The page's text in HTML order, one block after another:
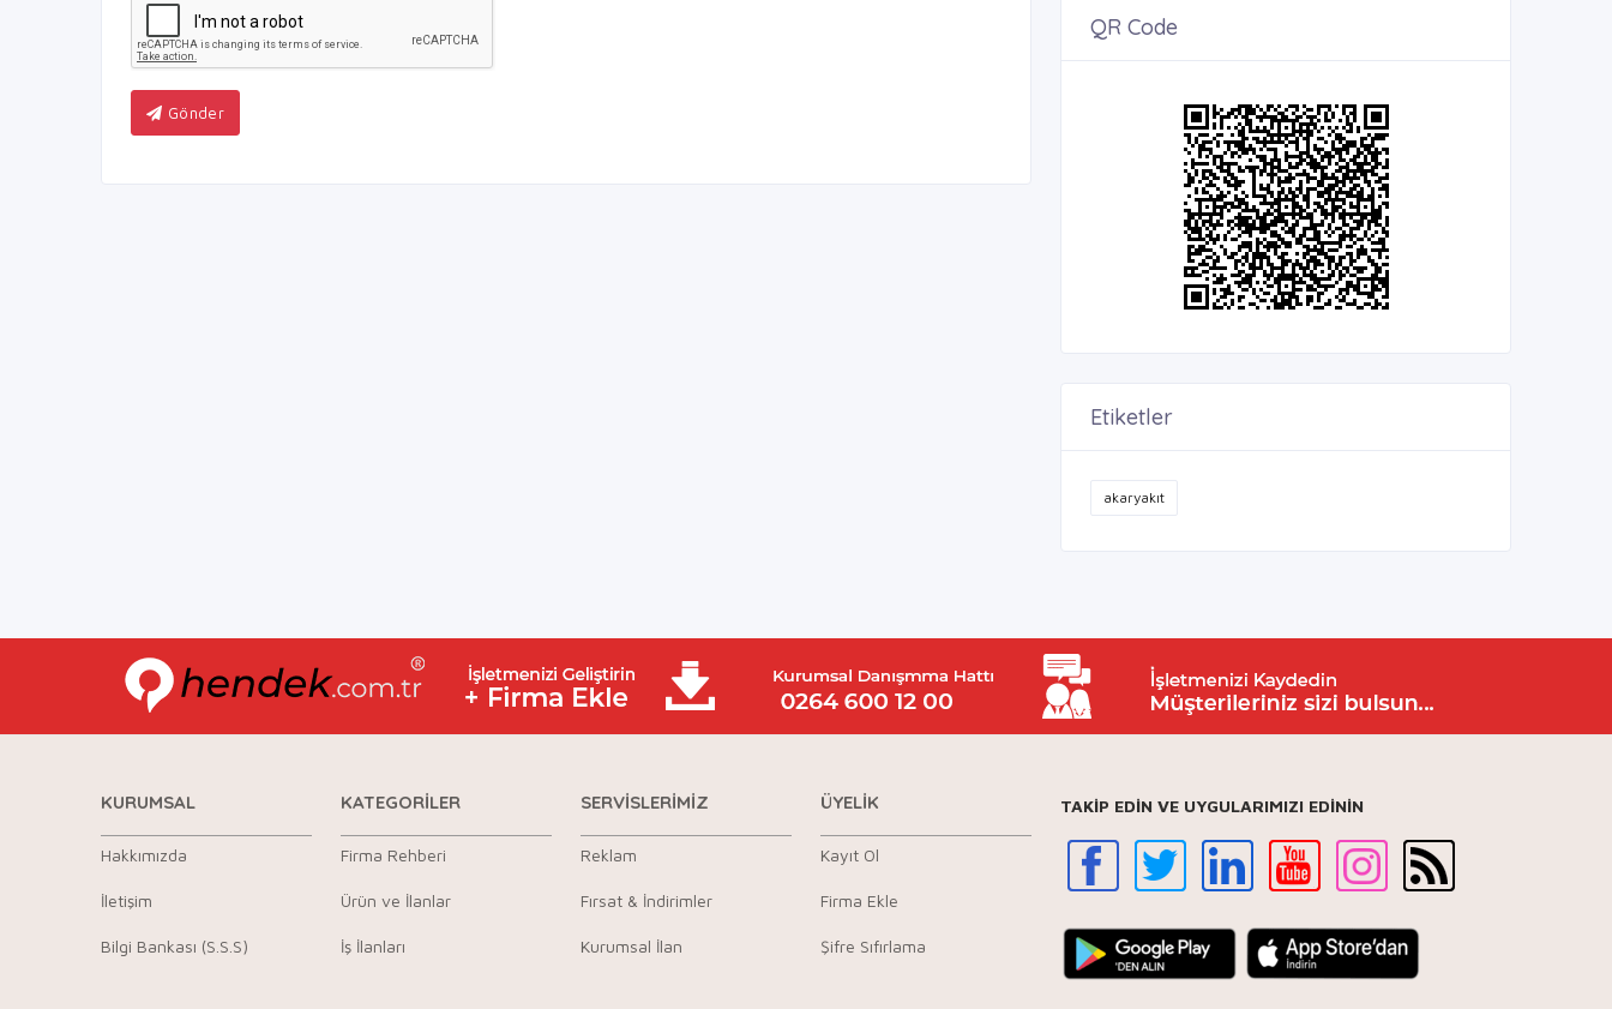
Gönder
QR Code
Etiketler
akaryakıt
KURUMSAL
Hakkımızda
İletişim
Bilgi Bankası (S.S.S)
KATEGORİLER
Firma Rehberi
Ürün ve İlanlar
İş İlanları
SERVİSLERİMİZ
Reklam
Fırsat & İndirimler
Kurumsal İlan
ÜYELİK
Kayıt Ol
Firma Ekle
Şifre Sıfırlama
TAKİP EDİN VE UYGULARIMIZI EDİNİN